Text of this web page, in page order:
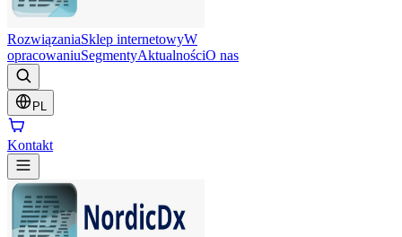
RozwiązaniaSklep internetowyW
opracowaniuSegmentyAktualnościO nas
PL
Kontakt